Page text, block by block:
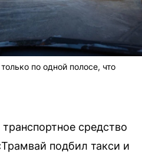
по одной полосе, что
средство
подбил такси и